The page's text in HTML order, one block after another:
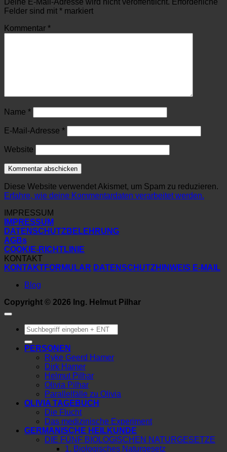
Deine E-Mail-Adresse wird nicht veröffentlicht. Erforderliche
Felder sind mit * markiert
Kommentar *
Name *
E-Mail-Adresse *
Website
Diese Website verwendet Akismet, um Spam zu reduzieren.
Erfahre, wie deine Kommentardaten verarbeitet werden.
IMPRESSUM
IMPRESSUM
DATENSCHUTZBELEHRUNG
AGBs
COOKIE-RICHTLINIE
KONTAKT
KONTAKTFORMULAR DATENSCHUTZHINWEIS E-MAIL
Blog
Copyright © 2026 Ing. Helmut Pilhar
Suchen
nach:
PERSONEN
Ryke Geerd Hamer
Dirk Hamer
Helmut Pilhar
Olivia Pilhar
Parallelfälle zu Olivia
OLIVIA TAGEBUCH
Die Flucht
Das medizinische Experiment
GERMANISCHE HEILKUNDE
DIE FÜNF BIOLOGISCHEN NATURGESETZE
1. Biologisches Naturgesetz